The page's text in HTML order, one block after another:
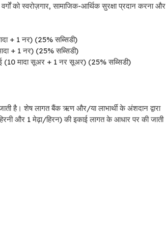
स्वरोज़गार, सामाजिक-आर्थिक सुरक्षा प्रदान करना और
+ 1 नर) (25% सब्सिडी)
+ 1 नर) (25% सब्सिडी)
मादा सूअर + 1 नर सूअर) (25% सब्सिडी)
है। शेष लागत बैंक ऋण और/या लाभार्थी के अंशदान द्वारा
और 1 मेढ़ा/हिरन) की इकाई लागत के आधार पर की जाती